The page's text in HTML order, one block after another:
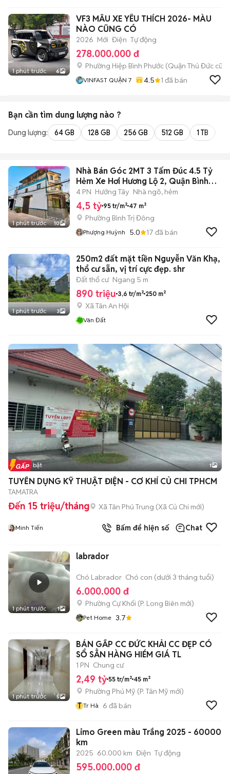
1 phút trước 6
VF3 MẪU XE YÊU THÍCH 2026- MÀU
NÀO CŨNG CÓ
2026 Mới Điện Tự động
278.000.000 đ
Phường Hiệp Bình Phước (Quận Thủ Đức cũ)
VINFAST QUẬN 7 4.5 1 đã bán
Bạn cần tìm dung lượng nào ?
Dung lượng: 64 GB 128 GB 256 GB 512 GB 1 TB
1 phút trước 10
Nhà Bán Góc 2MT 3 Tấm Đúc 4.5 Tỷ
Hẻm Xe Hơi Hương Lộ 2, Quận Bình
Tân
4 PN Hướng Tây Nhà ngõ, hẻm
4,5 tỷ 95 tr/m² 47 m²
Phường Bình Trị Đông
Phượng Huỳnh 5.0 17 đã bán
1 phút trước 3
250m2 đất mặt tiền Nguyễn Văn Khạ,
thổ cư sẵn, vị trí cực đẹp. shr
Đất thổ cư Ngang 5 m
890 triệu 3,6 tr/m² 250 m²
Xã Tân An Hội
Vân Đất
Tin nổi bật 1
TUYỂN DỤNG KỸ THUẬT ĐIỆN - CƠ KHÍ CỦ CHI TPHCM
TAMATRA
Đến 15 triệu/tháng Xã Tân Phú Trung (Xã Củ Chi mới)
Minh Tiến Bấm để hiện số Chat
1 phút trước 1
labrador
Chó Labrador Chó con (dưới 3 tháng tuổi)
6.000.000 đ
Phường Cự Khối (P. Long Biên mới)
Pet Home 3.7
1 phút trước 5
BÁN GẤP CC ĐỨC KHẢI CC ĐẸP CÓ
SỔ SẲN HÀNG HIÉM GIÁ TL
1 PN Chung cư
2,49 tỷ 55 tr/m² 45 m²
Phường Phú Mỹ (P. Tân Mỹ mới)
T Tr Hà 6 đã bán
Limo Green màu Trắng 2025 - 60000
km
2025 60.000 km Điện Tự động
595.000.000 đ